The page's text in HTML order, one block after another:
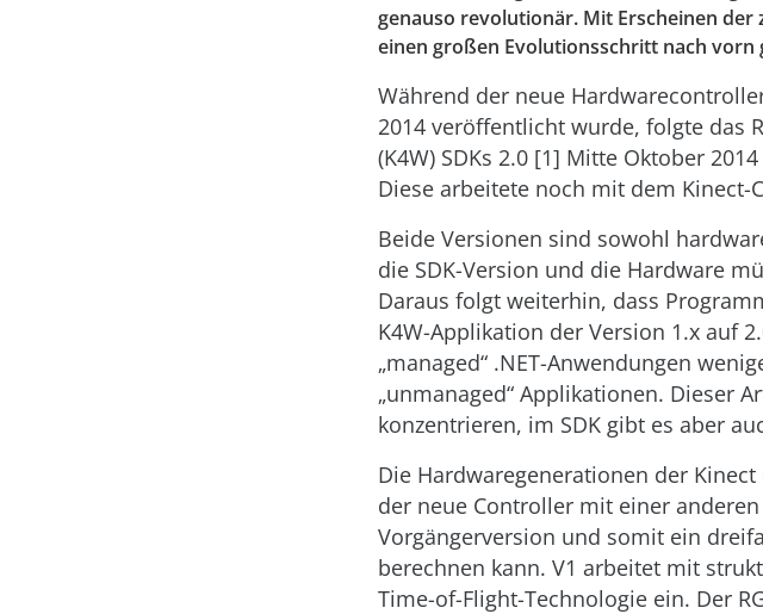
genauso revolutionär. Mit Erscheinen
einen großen Evolutionsschritt nach vorn
Während der neue
2014 veröffentlicht wurde, folgte das
(K4W) SDKs 2.0 [1] Mitte Oktober
Diese arbeitete noch mit dem
Beide Versionen sind sowohl
die SDK-Version und die Hardware
Daraus folgt weiterhin, dass
K4W-Applikation der Version 1.x auf
„managed“ .NET-Anwendungen
„unmanaged“ Applikationen. Dieser
konzentrieren, im SDK gibt es aber
Die Hardwaregenerationen der
der neue Controller mit einer
Vorgängerversion und somit ein
berechnen kann. V1 arbeitet mit
Time-of-Flight-Technologie ein. Der